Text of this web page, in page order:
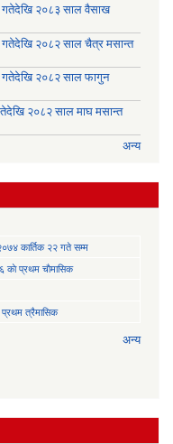
गतेदेखि २०८३ साल वैसाख
२०८२ साल चैत्र मसान्त
२०८२ साल फागुन
२०८२ साल माघ मसान्त
अन्य
२०७४ कार्तिक २२ गते सम्म
काे प्रथम चाैमासिक
प्रथम त्रैमासिक
अन्य